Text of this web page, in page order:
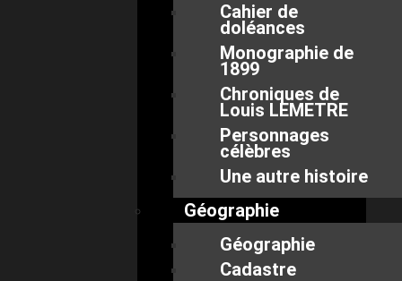
Cahier de
doléances
Monographie de
1899
Chroniques de
Louis LEMETRE
Personnages
célèbres
Une autre histoire
Géographie
Géographie
Cadastre